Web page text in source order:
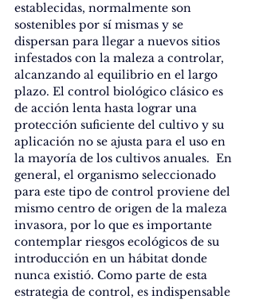
establecidas, normalmente son
sostenibles por sí mismas y se
dispersan para llegar a nuevos sitios
infestados con la maleza a controlar,
alcanzando al equilibrio en el largo
plazo. El control biológico clásico es
de acción lenta hasta lograr una
protección suficiente del cultivo y su
aplicación no se ajusta para el uso en
la mayoría de los cultivos anuales.  En
general, el organismo seleccionado
para este tipo de control proviene del
mismo centro de origen de la maleza
invasora, por lo que es importante
contemplar riesgos ecológicos de su
introducción en un hábitat donde
nunca existió. Como parte de esta
estrategia de control, es indispensable